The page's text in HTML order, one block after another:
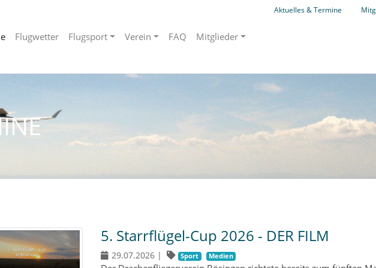
Aktuelles & Termine
Flugwetter Flugsport Verein FAQ Mitglieder
5. Starrflügel-Cup 2026 - DER FILM
29.07.2026 | Sport Medien